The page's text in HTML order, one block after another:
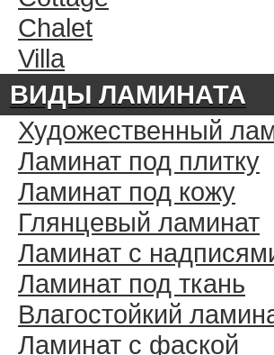
Chalet
Villa
ВИДЫ ЛАМИНАТА
Художественный
Ламинат под плитку
Ламинат под кожу
Глянцевый ламинат
Ламинат с
Ламинат под ткань
Влагостойкий
Ламинат с фаской